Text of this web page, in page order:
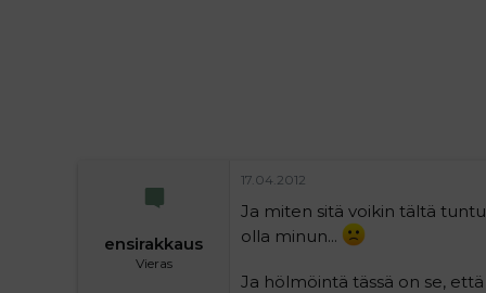
ensirakkaus
Vieras
17.04.2012
Ja miten sitä voikin tältä
olla minun...
Ja hölmöintä tässä on se,